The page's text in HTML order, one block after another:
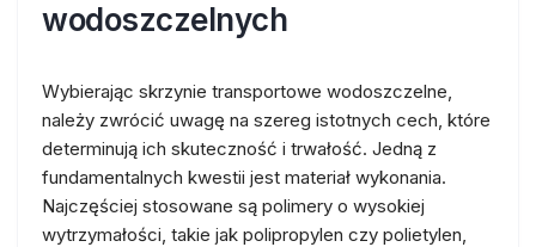
wodoszczelnych
Wybierając skrzynie transportowe wodoszczelne,
należy zwrócić uwagę na szereg istotnych cech, które
determinują ich skuteczność i trwałość. Jedną z
fundamentalnych kwestii jest materiał wykonania.
Najczęściej stosowane są polimery o wysokiej
wytrzymałości, takie jak polipropylen czy polietylen,